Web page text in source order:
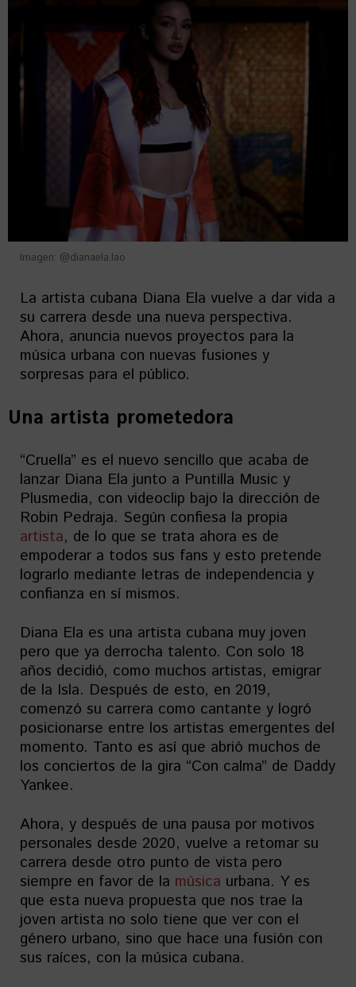
Imagen: @dianaela.lao
La artista cubana Diana Ela vuelve a dar vida a
su carrera desde una nueva perspectiva.
Ahora, anuncia nuevos proyectos para la
música urbana con nuevas fusiones y
sorpresas para el público.
Una artista prometedora
“Cruella” es el nuevo sencillo que acaba de
lanzar Diana Ela junto a Puntilla Music y
Plusmedia, con videoclip bajo la dirección de
Robin Pedraja. Según confiesa la propia
artista, de lo que se trata ahora es de
empoderar a todos sus fans y esto pretende
lograrlo mediante letras de independencia y
confianza en sí mismos.
Diana Ela es una artista cubana muy joven
pero que ya derrocha talento. Con solo 18
años decidió, como muchos artistas, emigrar
de la Isla. Después de esto, en 2019,
comenzó su carrera como cantante y logró
posicionarse entre los artistas emergentes del
momento. Tanto es así que abrió muchos de
los conciertos de la gira “Con calma” de Daddy
Yankee.
Ahora, y después de una pausa por motivos
personales desde 2020, vuelve a retomar su
carrera desde otro punto de vista pero
siempre en favor de la música urbana. Y es
que esta nueva propuesta que nos trae la
joven artista no solo tiene que ver con el
género urbano, sino que hace una fusión con
sus raíces, con la música cubana.